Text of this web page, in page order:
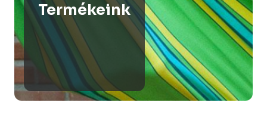
Termékeink